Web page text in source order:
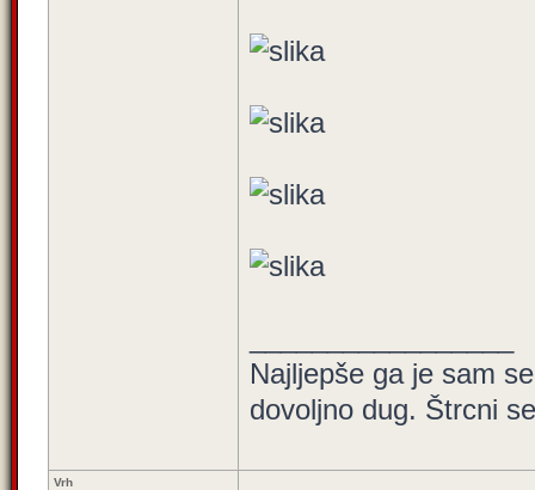
Najljepše ga je sam
dovoljno dug. Štrcni
Vrh